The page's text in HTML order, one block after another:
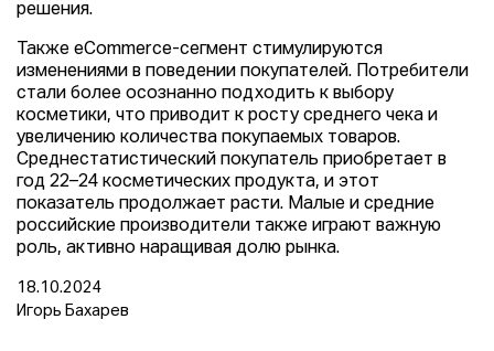
решения.
Также eCommerce-сегмент стимулируются
изменениями в поведении покупателей. Потребители
стали более осознанно подходить к выбору
косметики, что приводит к росту среднего чека и
увеличению количества покупаемых товаров.
Среднестатистический покупатель приобретает в
год 22–24 косметических продукта, и этот
показатель продолжает расти. Малые и средние
российские производители также играют важную
роль, активно наращивая долю рынка.
18.10.2024
Игорь Бахарев